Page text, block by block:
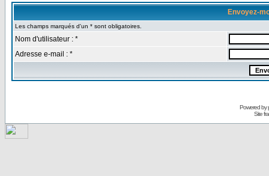
Envoyez-
Les champs marqués d'un * sont obligatoires.
Nom d'utilisateur : *
Adresse e-mail : *
Powered by
Site